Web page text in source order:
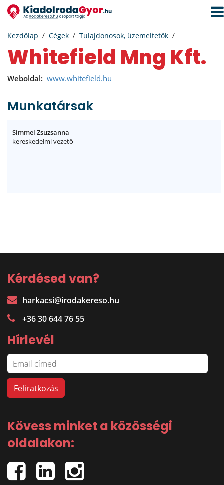
Kezdőlap Cégek Tulajdonosok, üzemeltetők
Whitefield Mng Kft.
Weboldal: www.whitefield.hu
Munkatársak
Simmel Zsuzsanna
kereskedelmi vezető
Kérdésed van?
harkacsi@irodakereso.hu
+36 30 644 76 55
Hírlevél
Kövess minket a közösségi
oldalakon: